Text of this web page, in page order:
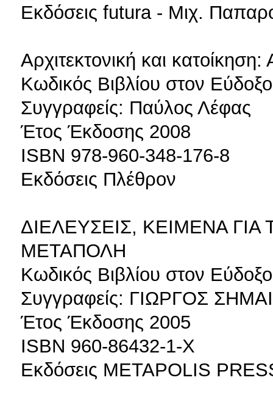
Εκδόσεις futura - Μιχ.
Αρχιτεκτονική και
Κωδικός Βιβλίου στον
Συγγραφείς: Παύλος Λέφας
Έτος Έκδοσης 2008
ISBN 978-960-348-176-8
Εκδόσεις Πλέθρον
ΔΙΕΛΕΥΣΕΙΣ, ΚΕΙΜΕΝΑ
ΜΕΤΑΠΟΛΗ
Κωδικός Βιβλίου στον
Συγγραφείς: ΓΙΩΡΓΟΣ
Έτος Έκδοσης 2005
ISBN 960-86432-1-Χ
Εκδόσεις METAPOLIS